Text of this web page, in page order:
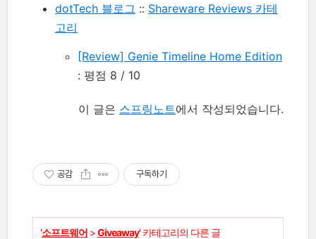
dotTech 블로그 :: Shareware Reviews 카테
고리
[Review] Genie Timeline Home Edition
: 평점 8 / 10
이 글은 스프링노트에서 작성되었습니다.
공감 구독하기
'소프트웨어 >Giveaway' 카테고리의 다른 글